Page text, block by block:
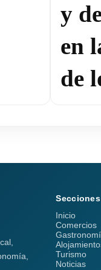
y
en
de
Secciones
Inicio
Comercios
Turismo
Noticias